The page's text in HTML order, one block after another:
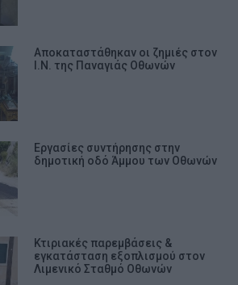
Αποκαταστάθηκαν οι ζημιές στον
Ι.Ν. της Παναγιάς Οθωνών
Eργασίες συντήρησης στην
δημοτική οδό Άμμου των Οθωνών
Κτιριακές παρεμβάσεις &
εγκατάσταση εξοπλισμού στον
Λιμενικό Σταθμό Οθωνών